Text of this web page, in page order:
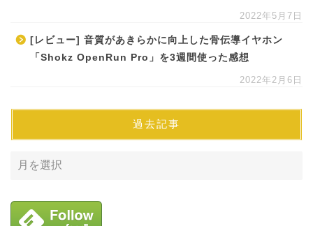
2022年5月7日
[レビュー] 音質があきらかに向上した骨伝導イヤホン
「Shokz OpenRun Pro」を3週間使った感想
2022年2月6日
過去記事